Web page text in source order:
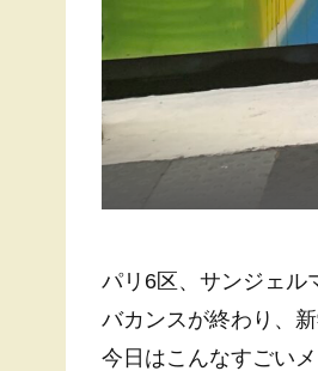
パリ6区、サンジェル
バカンスが終わり、
今日はこんなすごい